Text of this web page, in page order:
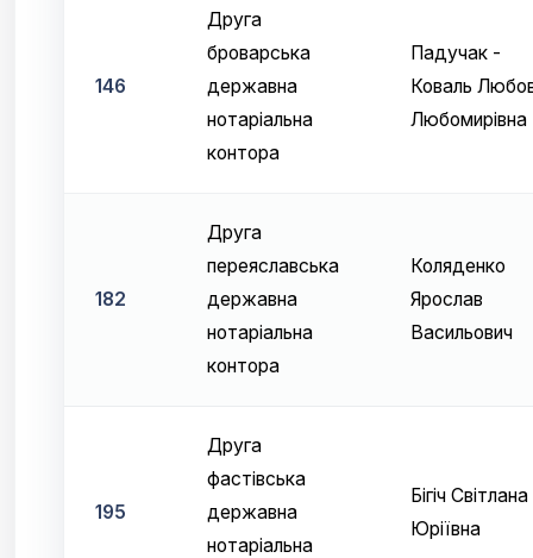
146
Друга
броварська
державна
нотаріальна
контора
Падучак -
Коваль
Любомирівна
182
Друга
переяславська
державна
нотаріальна
контора
Коляденко
Ярослав
Васильович
195
Друга
фастівська
державна
нотаріальна
Бігіч Світлана
Юріївна